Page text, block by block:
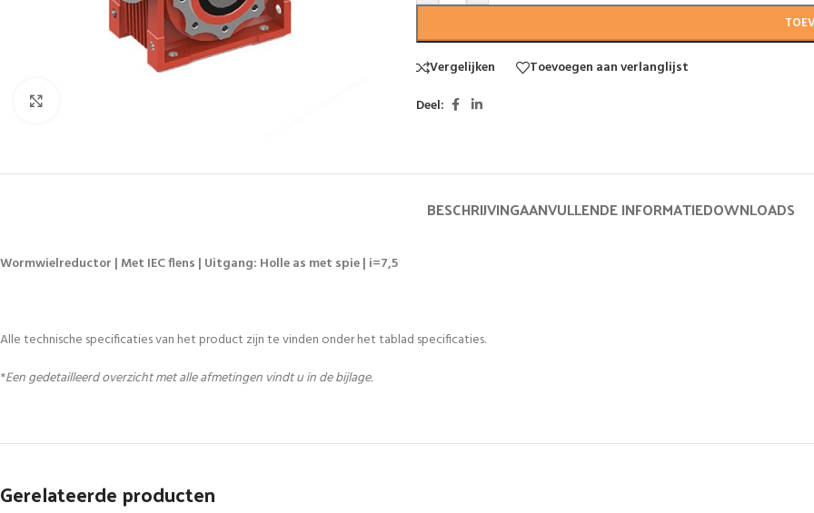
Vergelijken
Toevoegen aan verlanglijst
Deel:
BESCHRIJVINGAANVULLENDE INFORMATIEDOWNLOADS
Wormwielreductor | Met IEC flens | Uitgang: Holle as met spie | i=7,5
Alle technische specificaties van het product zijn te vinden onder het tablad specificaties.
*Een gedetailleerd overzicht met alle afmetingen vindt u in de bijlage.
Gerelateerde producten